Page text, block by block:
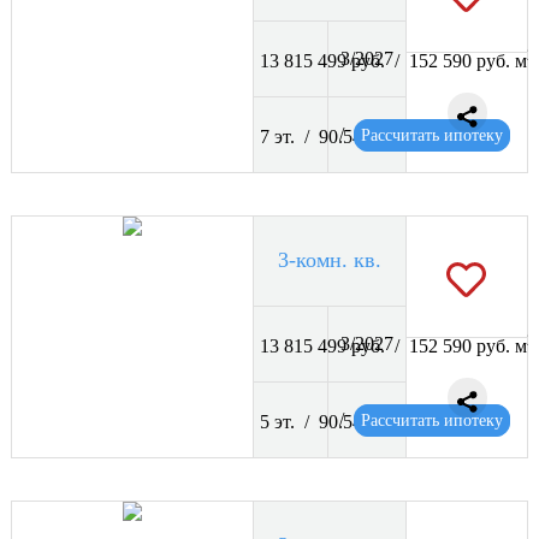
13 815 499 руб. / 152 590 руб. м2
3/2027
7 эт. / 90.54 м2
/ Рассчитать ипотеку
3-комн. кв.
13 815 499 руб. / 152 590 руб. м2
3/2027
5 эт. / 90.54 м2
/ Рассчитать ипотеку